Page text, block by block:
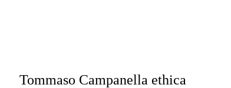
Tommaso Campanella ethica